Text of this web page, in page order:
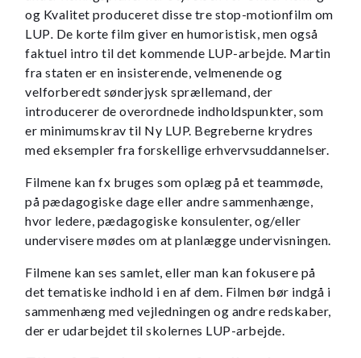
og Kvalitet produceret disse tre stop-motionfilm om
LUP. De korte film giver en humoristisk, men også
faktuel intro til det kommende LUP-arbejde. Martin
fra staten er en insisterende, velmenende og
velforberedt sønderjysk sprællemand, der
introducerer de overordnede indholdspunkter, som
er minimumskrav til Ny LUP. Begreberne krydres
med eksempler fra forskellige erhvervsuddannelser.
Filmene kan fx bruges som oplæg på et teammøde,
på pædagogiske dage eller andre sammenhænge,
hvor ledere, pædagogiske konsulenter, og/eller
undervisere mødes om at planlægge undervisningen.
Filmene kan ses samlet, eller man kan fokusere på
det tematiske indhold i en af dem. Filmen bør indgå i
sammenhæng med vejledningen og andre redskaber,
der er udarbejdet til skolernes LUP-arbejde.